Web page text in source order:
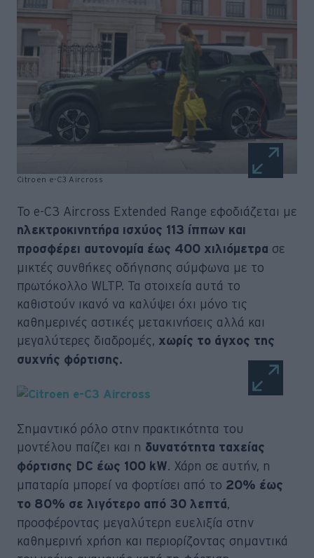
Citroen e-C3 Aircross
Το e-C3 Aircross Extended Range εφοδιάζεται με
ηλεκτροκινητήρα ισχύος 113 ίππων και
προσφέρει αυτονομία έως 400 χιλιόμετρα σε
μικτές συνθήκες οδήγησης σύμφωνα με το
πρωτόκολλο WLTP. Τα στοιχεία αυτά το
καθιστούν ικανό να καλύψει όχι μόνο τις
καθημερινές αστικές μετακινήσεις αλλά και
μεγαλύτερες διαδρομές, χωρίς το άγχος της
συχνής φόρτισης.
Σημαντικό ρόλο στην πρακτικότητα του
μοντέλου παίζει και η δυνατότητα ταχείας
φόρτισης DC έως 100 kW. Χάρη σε αυτήν, η
μπαταρία μπορεί να φορτίσει από το 20% έως
το 80% σε λιγότερο από 30 λεπτά,
προσφέροντας μεγαλύτερη ευελιξία στην
καθημερινή χρήση και περιορίζοντας σημαντικά